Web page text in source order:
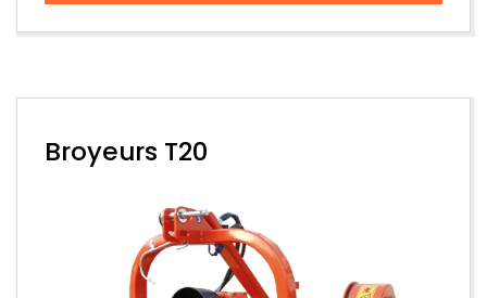
Broyeurs T20